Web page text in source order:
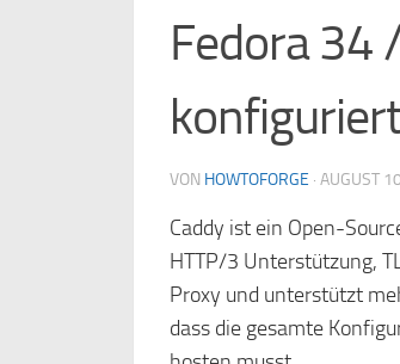
Fedora 34
VON HOWTOFORGE · AUGUST
Caddy ist ein Open-
HTTP/3 Unterstützung,
Proxy und unterstützt
dass die gesamte